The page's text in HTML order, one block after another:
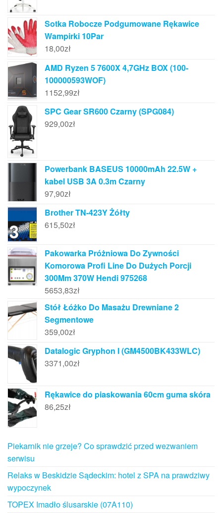
Sotka Robocze Podgumowane Rękawice
Wampirki 10Par
18,00zł
AMD Ryzen 5 7600X 4,7GHz BOX (100-
100000593WOF)
1152,99zł
SPC Gear SR600 Czarny (SPG084)
929,00zł
Powerbank BASEUS 10000mAh 22.5W +
kabel USB 3A 0.3m Czarny
97,90zł
Brother TN-423Y Żółty
615,50zł
Pakowarka Próżniowa Do Zywności
Komorowa Profi Line Do Dużych Porcji
300Mm 370W Hendi 975268
5653,83zł
Stół Łóżko Do Masażu Drewniane 2
Segmentowe
359,00zł
Datalogic Gryphon I (GM4500BK433WLC)
3371,00zł
Rękawice do piaskowania 60cm guma skóra
86,25zł
Piekarnik nie grzeje? Co sprawdzić przed wezwaniem
serwisu
Relaks w Beskidzie Sądeckim: hotel z SPA na prawdziwy
wypoczynek
TOPEX Imadło ślusarskie (07A110)